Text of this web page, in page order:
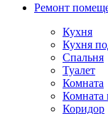
Ремонт
Кухня
Кухня
Спальня
Туалет
Комната
Комната
Коридор